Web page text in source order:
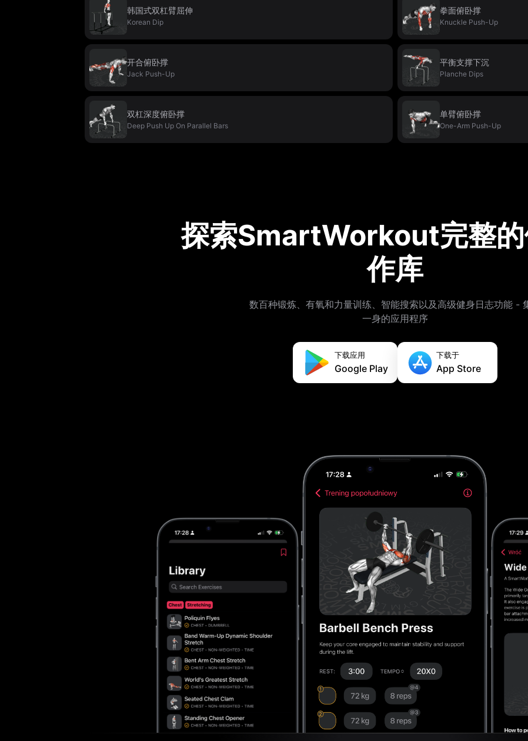
韩国式双杠臂屈伸
Korean Dip
拳面俯卧撑
Knuckle Push-Up
开合俯卧撑
Jack Push-Up
平衡支撑下沉
Planche Dips
双杠深度俯卧撑
Deep Push Up On Parallel Bars
单臂俯卧撑
One-Arm Push-Up
探索SmartWorkout完整的
作库
数百种锻炼、有氧和力量训练、智能搜索以及高级健身日志功能 -
一身的应用程序
下载应用
Google Play
下载于
App Store